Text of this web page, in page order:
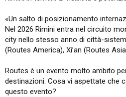
«Un salto di posizionamento
Nel 2026 Rimini entra nel circuito
city nello stesso anno di città-
(Routes America), Xi’an (Routes
Routes è un evento molto ambito
destinazioni. Cosa vi aspettate che
questo evento?